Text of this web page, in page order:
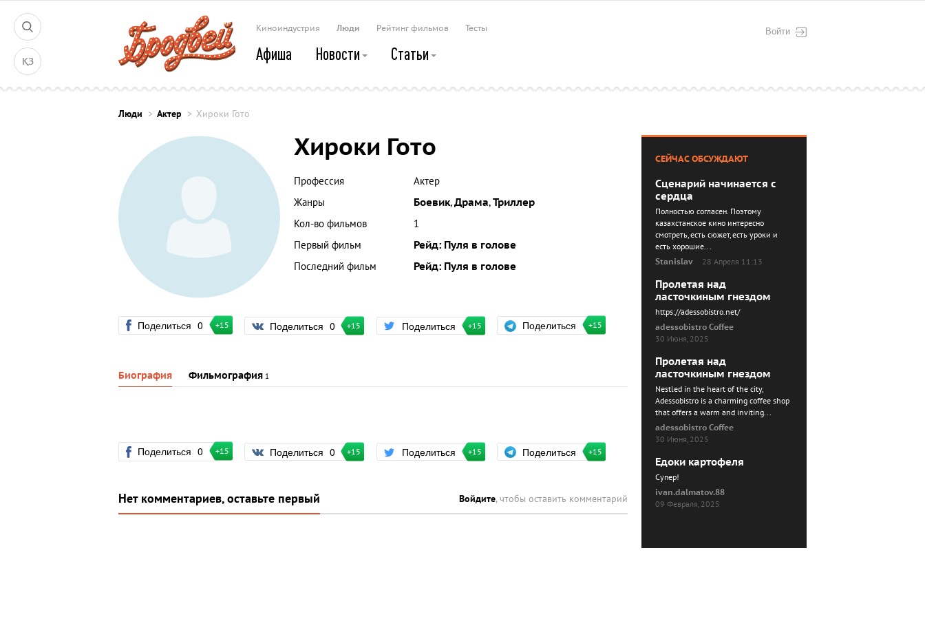
ҚЗ
Войти
Киноиндустрия Люди Рейтинг фильмов Тесты
Афиша Новости Статьи
Люди Актер Хироки Гото
Хироки Гото
Профессия
Актер
Жанры
Боевик,Драма,Триллер
Кол-во фильмов
1
Первый фильм
Рейд: Пуля в голове
Последний фильм
Рейд: Пуля в голове
Поделиться 0 +15 Поделиться 0 +15 Поделиться +15 Поделиться +15
Биография Фильмография 1
Поделиться 0 +15 Поделиться 0 +15 Поделиться +15 Поделиться +15
Нет комментариев, оставьте первый Войдите, чтобы оставить комментарий
СЕЙЧАС ОБСУЖДАЮТ
Сценарий начинается с
сердца
Полностью согласен. Поэтому
казахстанское кино интересно
смотреть, есть сюжет, есть уроки и
есть хорошие...
Stanislav
28 Апреля 11:13
Пролетая над
ласточкиным гнездом
https://adessobistro.net/
adessobistro Coffee
30 Июня, 2025
Пролетая над
ласточкиным гнездом
Nestled in the heart of the city,
Adessobistro is a charming coffee shop
that offers a warm and inviting...
adessobistro Coffee
30 Июня, 2025
Едоки картофеля
Cупер!
ivan.dalmatov.88
09 Февраля, 2025